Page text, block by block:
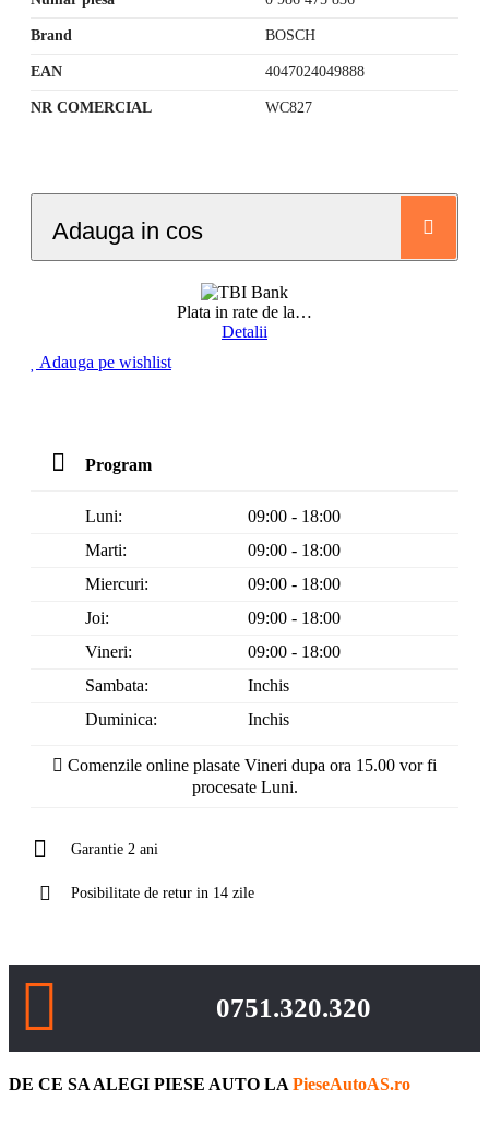
Brand BOSCH
EAN 4047024049888
NR COMERCIAL WC827
Adauga in cos
Plata in rate de la…
Detalii
Adauga pe wishlist
Program
Luni:
09:00 - 18:00
Marti:
09:00 - 18:00
Miercuri:
09:00 - 18:00
Joi:
09:00 - 18:00
Vineri:
09:00 - 18:00
Sambata:
Inchis
Duminica:
Inchis
Comenzile online plasate Vineri dupa ora 15.00 vor fi
procesate Luni.
Garantie 2 ani
Posibilitate de retur in 14 zile
0751.320.320
DE CE SA ALEGI PIESE AUTO LA PieseAutoAS.ro